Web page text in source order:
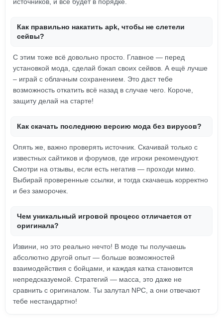
Как правильно накатить apk, чтобы не слетели
сейвы?
С этим тоже всё довольно просто. Главное — перед
установкой мода, сделай бэкап своих сейвов. А ещё лучше
– играй с облачным сохранением. Это даст тебе
возможность откатить всё назад в случае чего. Короче,
защиту делай на старте!
Как скачать последнюю версию мода без вирусов?
Опять же, важно проверять источник. Скачивай только с
известных сайтиков и форумов, где игроки рекомендуют.
Смотри на отзывы, если есть негатив — проходи мимо.
Выбирай проверенные ссылки, и тогда скачаешь корректно
и без заморочек.
Чем уникальный игровой процесс отличается от
оригинала?
Извини, но это реально нечто! В моде ты получаешь
абсолютно другой опыт — больше возможностей
взаимодействия с бойцами, и каждая катка становится
непредсказуемой. Стратегий — масса, это даже не
сравнить с оригиналом. Ты залутал NPC, а они отвечают
тебе нестандартно!